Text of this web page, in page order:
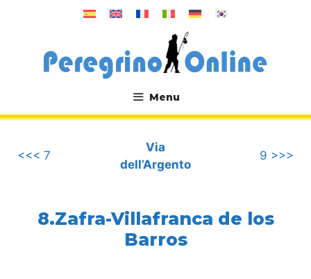
Menu
.
<<< 7
Via
dell’Argento
9 >>>
8.Zafra-Villafranca de los
Barros